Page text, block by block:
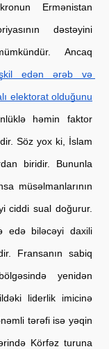
Ermənistan
dəstəyini
Ancaq
edən ərəb və
elektorat olduğunu
həmin faktor
Söz yox ki, İslam
biridir. Bununla
müsəlmanlarının
ciddi sual doğurur.
edə biləcəyi daxili
Fransanın sabiq
yenidən
liderlik imicinə
tərəfi isə yəqin
Körfəz turuna